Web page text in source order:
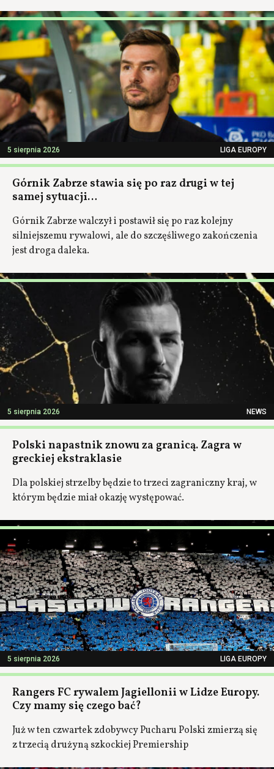
5 sierpnia 2026 LIGA EUROPY
Górnik Zabrze stawia się po raz drugi w tej
samej sytuacji…
Górnik Zabrze walczył i postawił się po raz kolejny
silniejszemu rywalowi, ale do szczęśliwego zakończenia
jest droga daleka.
5 sierpnia 2026 NEWS
Polski napastnik znowu za granicą. Zagra w
greckiej ekstraklasie
Dla polskiej strzelby będzie to trzeci zagraniczny kraj, w
którym będzie miał okazję występować.
5 sierpnia 2026 LIGA EUROPY
Rangers FC rywalem Jagiellonii w Lidze Europy.
Czy mamy się czego bać?
Już w ten czwartek zdobywcy Pucharu Polski zmierzą się
z trzecią drużyną szkockiej Premiership